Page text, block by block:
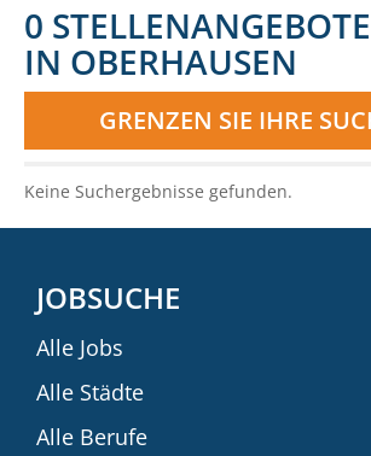
0
IN OBERHAUSEN
GRENZEN SIE IHRE
Keine Suchergebnisse gefunden.
JOBSUCHE
Alle Jobs
Alle Städte
Alle Berufe